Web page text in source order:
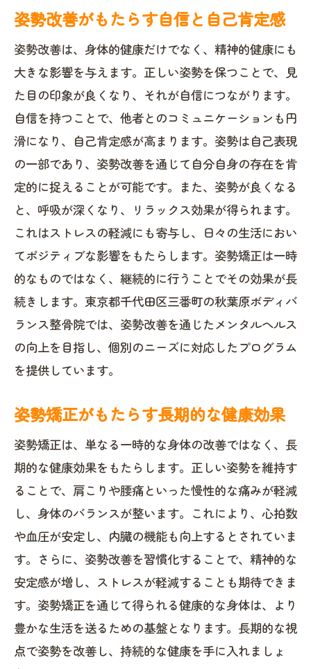
姿勢改善がもたらす自信と自己肯定感
姿勢改善は、身体的健康だけでなく、精神的健康にも
大きな影響を与えます。正しい姿勢を保つことで、見
た目の印象が良くなり、それが自信につながります。
自信を持つことで、他者とのコミュニケーションも円
滑になり、自己肯定感が高まります。姿勢は自己表現
の一部であり、姿勢改善を通じて自分自身の存在を肯
定的に捉えることが可能です。また、姿勢が良くなる
と、呼吸が深くなり、リラックス効果が得られます。
これはストレスの軽減にも寄与し、日々の生活におい
てポジティブな影響をもたらします。姿勢矯正は一時
的なものではなく、継続的に行うことでその効果が長
続きします。東京都千代田区三番町の秋葉原ボディバ
ランス整骨院では、姿勢改善を通じたメンタルヘルス
の向上を目指し、個別のニーズに対応したプログラム
を提供しています。
姿勢矯正がもたらす長期的な健康効果
姿勢矯正は、単なる一時的な身体の改善ではなく、長
期的な健康効果をもたらします。正しい姿勢を維持す
ることで、肩こりや腰痛といった慢性的な痛みが軽減
し、身体のバランスが整います。これにより、心拍数
や血圧が安定し、内臓の機能も向上するとされていま
す。さらに、姿勢改善を習慣化することで、精神的な
安定感が増し、ストレスが軽減することも期待できま
す。姿勢矯正を通じて得られる健康的な身体は、より
豊かな生活を送るための基盤となります。長期的な視
点で姿勢を改善し、持続的な健康を手に入れましょ